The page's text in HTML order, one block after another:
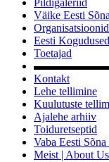
Pildigaleriid
Väike Eesti
Organisatsioonid
Eesti
Toetajad
Kontakt
Lehe tellimine
Kuulutuste
Ajalehe arhiiv
Toiduretseptid
Vaba Eesti
Meist | About Us